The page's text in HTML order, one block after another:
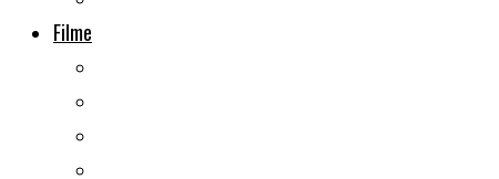
Filme